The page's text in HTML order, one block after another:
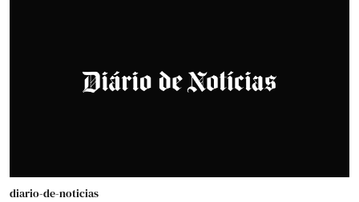
diario-de-noticias